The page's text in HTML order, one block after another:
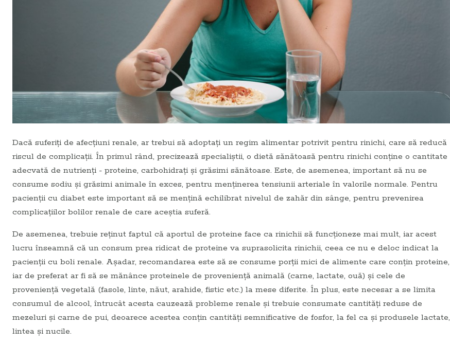
Dacă suferiți de afecțiuni renale, ar trebui să adoptați un regim alimentar potrivit pentru rinichi, care să reducă
riscul de complicații. În primul rând, precizează specialiștii, o dietă sănătoasă pentru rinichi conține o cantitate
adecvată de nutrienți - proteine, carbohidrați și grăsimi sănătoase. Este, de asemenea, important să nu se
consume sodiu și grăsimi animale în exces, pentru menținerea tensiunii arteriale în valorile normale. Pentru
pacienții cu diabet este important să se mențină echilibrat nivelul de zahăr din sânge, pentru prevenirea
complicațiilor bolilor renale de care aceștia suferă.
De asemenea, trebuie reținut faptul că aportul de proteine face ca rinichii să funcționeze mai mult, iar acest
lucru înseamnă că un consum prea ridicat de proteine va suprasolicita rinichii, ceea ce nu e deloc indicat la
pacienții cu boli renale. Așadar, recomandarea este să se consume porții mici de alimente care conțin proteine,
iar de preferat ar fi să se mănânce proteinele de proveniență animală (carne, lactate, ouă) și cele de
proveniență vegetală (fasole, linte, năut, arahide, fistic etc.) la mese diferite. În plus, este necesar a se limita
consumul de alcool, întrucât acesta cauzează probleme renale și trebuie consumate cantități reduse de
mezeluri și carne de pui, deoarece acestea conțin cantități semnificative de fosfor, la fel ca și produsele lactate,
lintea și nucile.